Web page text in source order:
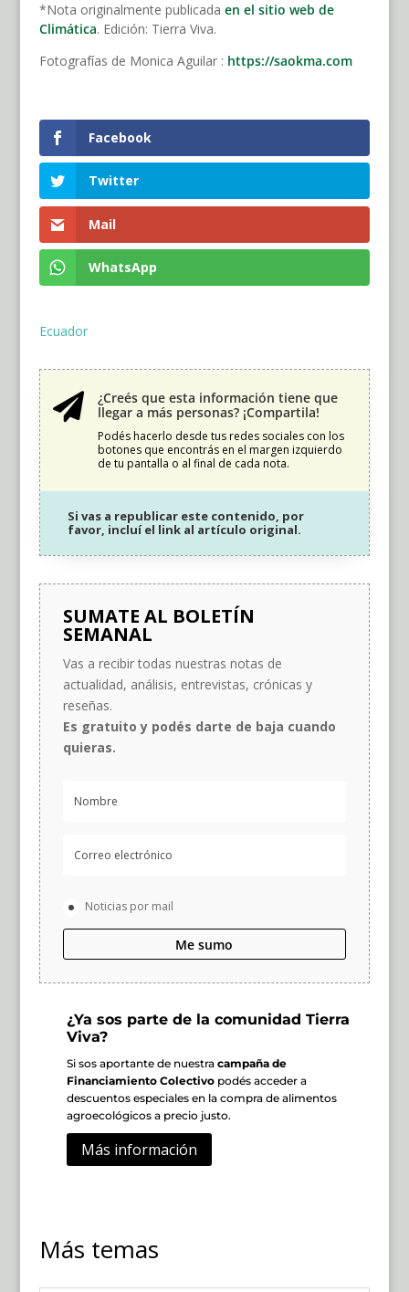
*Nota originalmente publicada en el sitio web de
Climática. Edición: Tierra Viva.
Fotografías de Monica Aguilar : https://saokma.com
Facebook
Twitter
Mail
WhatsApp
Ecuador

¿Creés que esta información tiene que
llegar a más personas? ¡Compartila!
Podés hacerlo desde tus redes sociales con los
botones que encontrás en el margen izquierdo
de tu pantalla o al final de cada nota.
Si vas a republicar este contenido, por
favor, incluí el link al artículo original.
SUMATE AL BOLETÍN
SEMANAL
Vas a recibir todas nuestras notas de
actualidad, análisis, entrevistas, crónicas y
reseñas.
Es gratuito y podés darte de baja cuando
quieras.
Noticias por mail
Me sumo
¿Ya sos parte de la comunidad Tierra
Viva?
Si sos aportante de nuestra campaña de
Financiamiento Colectivopodés acceder a
descuentos especiales en la compra de alimentos
agroecológicos a precio justo.
Más información
Más temas